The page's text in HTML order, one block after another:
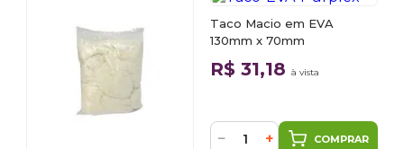
Taco Macio em EVA
130mm x 70mm
R$ 31,18 à vista
− + COMPRAR